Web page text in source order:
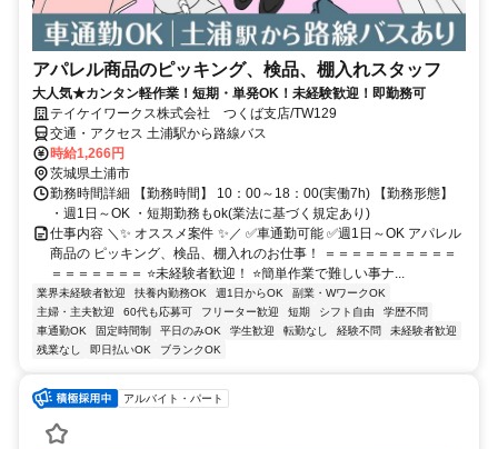
アパレル商品のピッキング、検品、棚入れスタッフ
大人気★カンタン軽作業！短期・単発OK！未経験歓迎！即勤務可
テイケイワークス株式会社 つくば支店/TW129
交通・アクセス 土浦駅から路線バス
時給1,266円
茨城県土浦市
勤務時間詳細 【勤務時間】 10：00～18：00(実働7h) 【勤務形態】
・週1日～OK ・短期勤務もok(業法に基づく規定あり)
仕事内容 ＼✨ オススメ案件 ✨／ ✅車通勤可能 ✅週1日～OK アパレル
商品の ピッキング、検品、棚入れのお仕事！ ＝＝＝＝＝＝＝＝＝＝
＝＝＝＝＝＝＝ ⭐未経験者歓迎！ ⭐簡単作業で難しい事ナ...
業界未経験者歓迎 扶養内勤務OK 週1日からOK
副業・WワークOK
主婦・主夫歓迎
60代も応募可 フリーター歓迎 短期 シフト自由
学歴不問
車通勤OK
固定時間制 平日のみOK 学生歓迎 転勤なし 経験不問
未経験者歓迎
残業なし
即日払いOK ブランクOK
アルバイト・パート